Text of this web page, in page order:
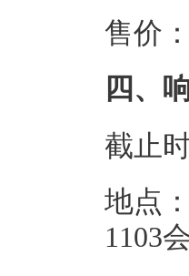
售价
四、
截止
地点
1103